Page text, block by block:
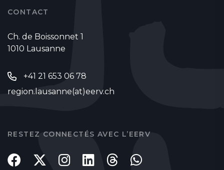
CONTACT
Ch. de Boissonnet 1
1010 Lausanne
+41 21 653 06 78
region.lausanne(at)eerv.ch
RESTEZ CONNECTÉS AVEC L’EERV